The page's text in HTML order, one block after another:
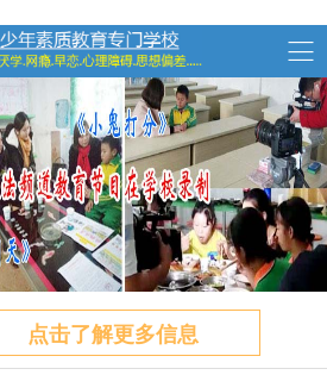
点击了解更多信息